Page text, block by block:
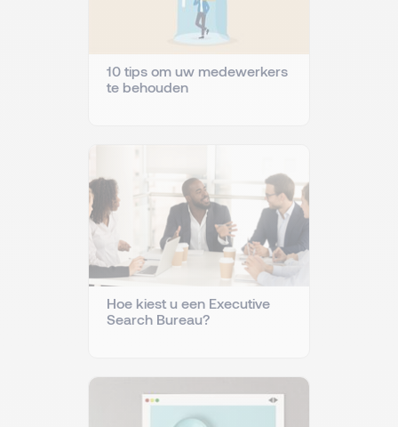
10 tips om uw medewerkers
te behouden
Hoe kiest u een Executive
Search Bureau?